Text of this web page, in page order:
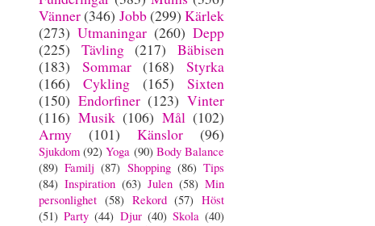
Vänner(346) Jobb(299) Kärlek
(273) Utmaningar (260) Depp
(225)
Tävling (217)
Bäbisen
(183)
Sommar (168)
Styrka
(166)
Cykling (165)
Sixten
(150) Endorfiner (123) Vinter
(116) Musik (106) Mål (102)
Army
(101) Känslor (96)
Sjukdom (92) Yoga (90) Body Balance
(89) Familj (87) Shopping (86) Tips
(84) Inspiration (63) Julen (58) Min
personlighet (58) Rekord (57) Höst
(51) Party (44) Djur (40) Skola (40)